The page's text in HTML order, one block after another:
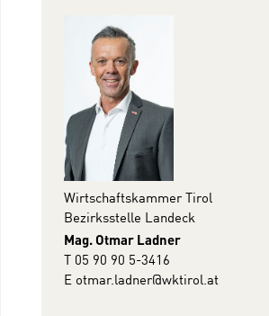
Wirtschaftskammer Tirol
Bezirksstelle Landeck
Mag. Otmar Ladner
T 05 90 90 5-3416
E otmar.ladner@wktirol.at